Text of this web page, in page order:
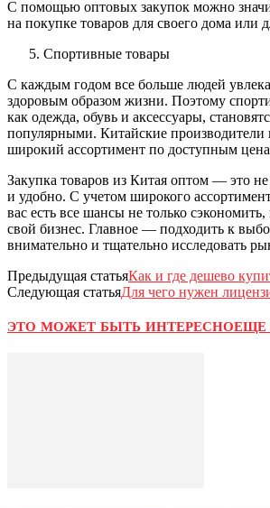
С помощью оптовых закупок можно
на покупке товаров для своего дома или
Спортивные товары
С каждым годом все больше людей
здоровым образом жизни. Поэтому
как одежда, обувь и аксессуары,
популярными. Китайские производители
широкий ассортимент по доступным
Закупка товаров из Китая оптом — это
и удобно. С учетом широкого
вас есть все шансы не только
свой бизнес. Главное — подходить к
внимательно и тщательно исследовать
Предыдущая статьяКак и где дешево
Следующая статьяДля чего нужен
ЭТО МОЖЕТ БЫТЬ ИНТЕРЕСНОЕЩЕ